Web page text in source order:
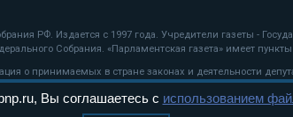
РФ. Издается с 1997 года. Учредители газеты -
Собрания. «Парламентская газета» имеет
о принимаемых в стране законах и деятельности
Вы соглашаетесь с использованием